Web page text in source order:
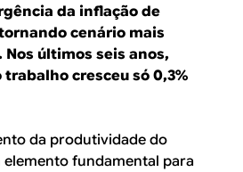
da inflação de
cenário mais
Nos últimos seis anos,
cresceu só 0,3%
da produtividade do
elemento fundamental para